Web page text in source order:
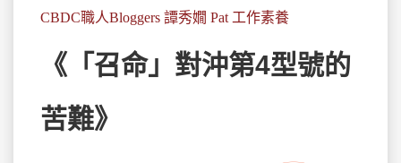
CBDC職人Bloggers 譚秀嫺 Pat 工作素養
《「召命」對沖第4型號的
苦難》